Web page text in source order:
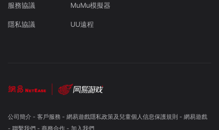
服務協議
隱私協議
MuMu模擬器
UU遠程
公司簡介- 客戶服務 - 網易遊戲隱私政策及兒童個人信息保護規則 - 網易遊戲
- 聯繫我們- 商務合作- 加入我們